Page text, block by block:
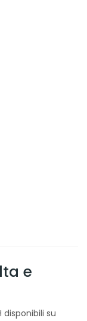
e
disponibili su